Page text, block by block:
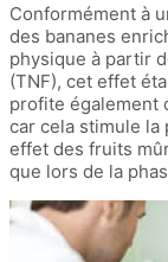
Conformément à
des bananes
physique à partir
(TNF), cet effet
profite également
car cela stimule la
effet des fruits
que lors de la